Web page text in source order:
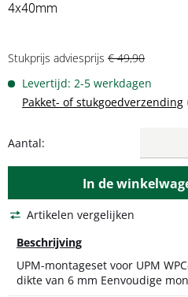
4x40mm
Stukprijs adviesprijs € 49,90
Levertijd: 2-5 werkdagen
Pakket- of stukgoedverzending
Aantal:
In de
Artikelen vergelijken
Beschrijving
UPM-montageset voor UPM
dikte van 6 mm Eenvoudige